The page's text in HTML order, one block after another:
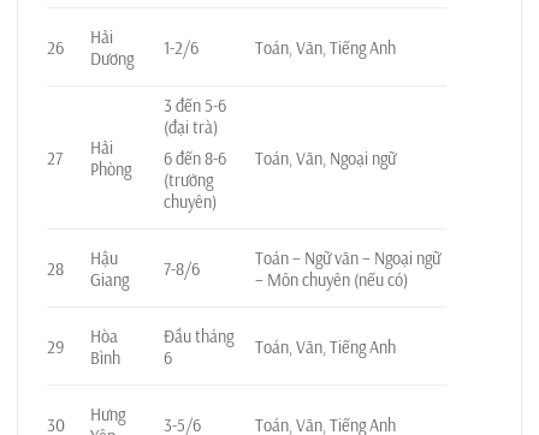
26
Hải
Dương
1-2/6 Toán, Văn, Tiếng Anh
27
Hải
Phòng
3 đến 5-6
(đại trà)
6 đến 8-6
(trường
chuyên)
Toán, Văn, Ngoại ngữ
28
Hậu
Giang
7-8/6
Toán – Ngữ văn – Ngoại ngữ
– Môn chuyên (nếu có)
29
Hòa
Bình
Đầu tháng
6
Toán, Văn, Tiếng Anh
30
Hưng
3-5/6 Toán, Văn, Tiếng Anh